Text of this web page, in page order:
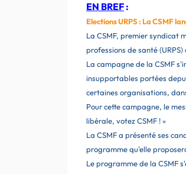
EN BREF :
Elections URPS : La CSMF
La CSMF, premier syndicat
professions de santé
La campagne de la CSMF
insupportables portées
certaines organisations,
Pour cette campagne, le
libérale, votez CSMF ! »
La CSMF a présenté ses
programme qu'elle
Le programme de la CSMF